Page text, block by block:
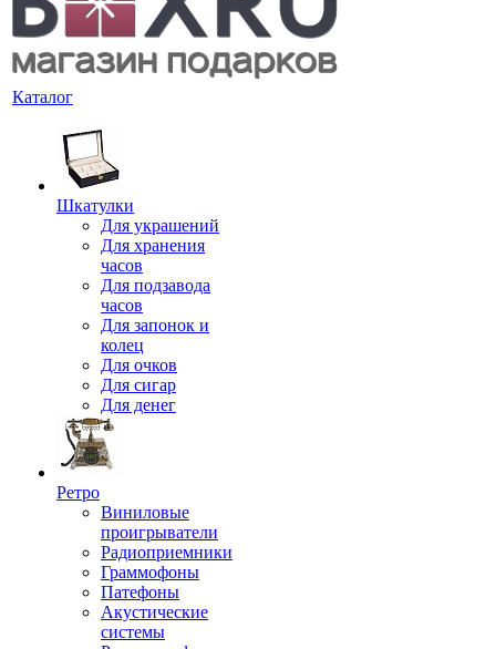
Каталог
Шкатулки
Для украшений
Для хранения
часов
Для подзавода
часов
Для запонок и
колец
Для очков
Для сигар
Для денег
Ретро
Виниловые
проигрыватели
Радиоприемники
Граммофоны
Патефоны
Акустические
системы